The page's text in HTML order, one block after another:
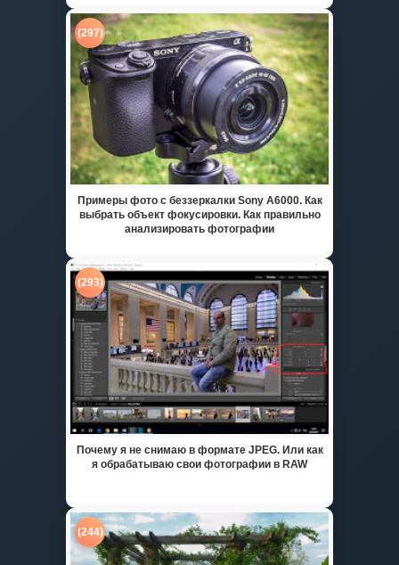
(297)
Примеры фото с беззеркалки Sony A6000. Как
выбрать объект фокусировки. Как правильно
анализировать фотографии
(293)
Почему я не снимаю в формате JPEG. Или как
я обрабатываю свои фотографии в RAW
(244)